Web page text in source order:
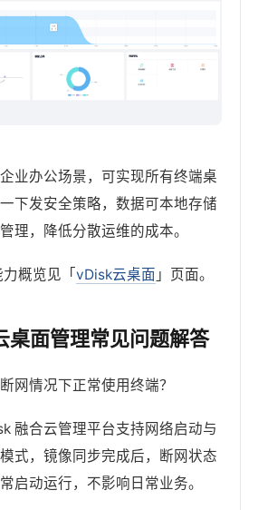
业办公场景，可实现所有终端桌
下发安全策略，数据可本地存储
理，降低分散运维的成本。
概览见「 vDisk云桌面 」页面。
桌面管理常见问题解答
网情况下正常使用终端？
融合云管理平台支持网络启动与
式，镜像同步完成后，断网状态
启动运行，不影响日常业务。